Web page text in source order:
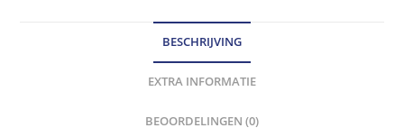
BESCHRIJVING
EXTRA INFORMATIE
BEOORDELINGEN (0)